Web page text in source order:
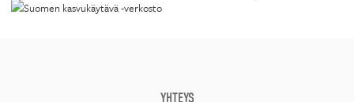
YHTEYS